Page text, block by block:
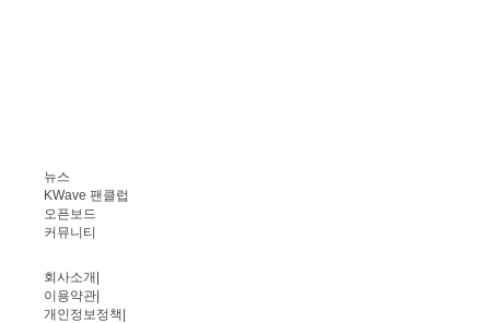
뉴스
KWave 팬클럽
오픈보드
커뮤니티
회사소개
이용약관
개인정보정책